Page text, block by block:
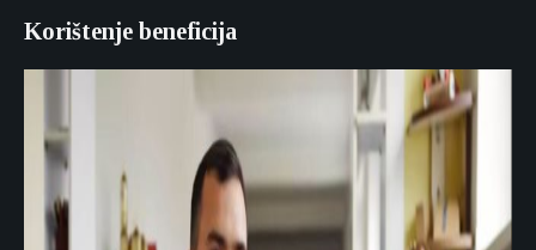
Korištenje beneficija